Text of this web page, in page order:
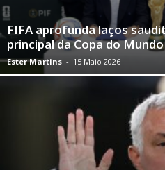
FIFA aprofunda laços
principal da Copa do
Ester Martins - 15 Maio 2026